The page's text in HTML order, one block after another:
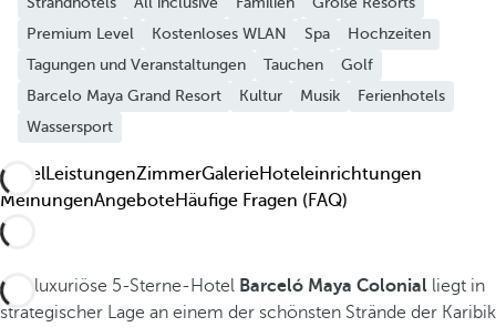
Premium Level
Kostenloses WLAN Spa
Hochzeiten
Tagungen und Veranstaltungen
Tauchen
Golf
Barcelo Maya Grand Resort
Kultur Musik
Ferienhotels
Wassersport
Hotel LeistungenZimmerGalerieHoteleinrichtungen
MeinungenAngeboteHäufige Fragen (FAQ)
Das luxuriöse 5-Sterne-Hotel Barceló Maya Colonial liegt in
strategischer Lage an einem der schönsten Strände der Karibik